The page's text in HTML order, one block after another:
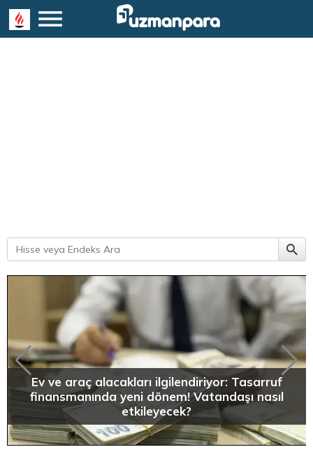
Ev ve araç alacakları ilgilendiriyor: Tasarruf
finansmanında yeni dönem! Vatandaşı nasıl
etkileyecek?